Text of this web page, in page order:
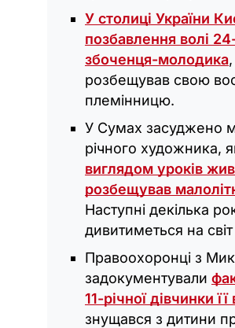
У столиці України
позбавлення волі
збоченця-молодика
розбещував свою
племінницю.
У Сумах засуджено
річного художника,
виглядом уроків
розбещував
Наступні декілька
дивитиметься на
Правоохоронці з
задокументували
11-річної дівчинки
знущався з дитини